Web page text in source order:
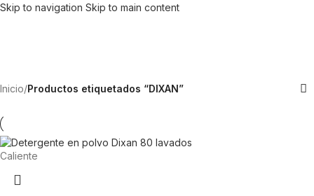
Skip to navigation Skip to main content
Inicio/Productos etiquetados “DIXAN”
Caliente